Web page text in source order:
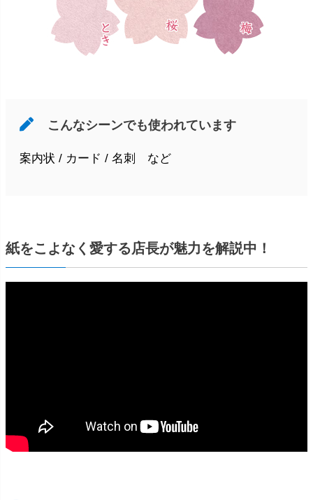
こんなシーンでも使われています
案内状 / カード / 名刺 など
紙をこよなく愛する店長が魅力を解説中！